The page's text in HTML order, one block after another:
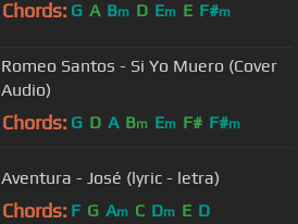
Chords: G A Bm D Em E F#m
Romeo Santos - Si Yo Muero (Cover
Audio)
Chords: G D A Bm Em F# F#m
Aventura - José (lyric - letra)
Chords: F G Am C Dm E D